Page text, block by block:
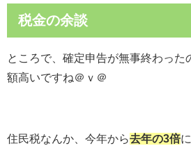
税金の余談
ところで、確定申告が無事終わった
額高いですね＠ｖ＠
住民税なんか、今年から去年の3倍